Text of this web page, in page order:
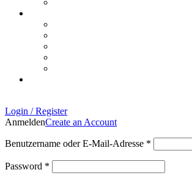
Login / Register
AnmeldenCreate an Account
Benutzername oder E-Mail-Adresse *
Password *